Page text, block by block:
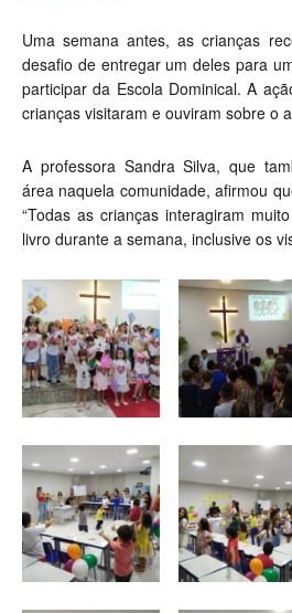
Uma semana antes, as crianças
desafio de entregar um deles para
participar da Escola Dominical. A
crianças visitaram e ouviram sobre o
A professora Sandra Silva, que
área naquela comunidade, afirmou
“Todas as crianças interagiram
livro durante a semana, inclusive os